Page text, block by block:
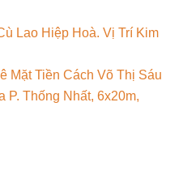
Lao Hiệp Hoà. Vị Trí Kim
Mặt Tiền Cách Võ Thị Sáu
P. Thống Nhất, 6x20m,